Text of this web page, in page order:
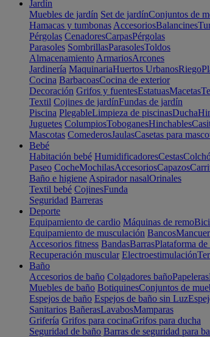
Jardín
Muebles de jardín Set de jardínConjuntos de
Hamacas y tumbonas AccesoriosBalancines
Pérgolas CenadoresCarpasPérgolas
Parasoles SombrillasParasolesToldos
Almacenamiento ArmariosArcones
Jardinería MaquinariaHuertos UrbanosRiego
Cocina BarbacoasCocina de exterior
Decoración Grifos y fuentesEstatuasMacetas
Textil Cojines de jardínFundas de jardín
Piscina PlegableLimpieza de piscinasDucha
Juguetes ColumpiosToboganesHinchables
Mascotas ComederosJaulasCasetas para
Bebé
Habitación bebé HumidificadoresCestas
Paseo CocheMochilasAccesoriosCapazos
Baño e higiene Aspirador nasalOrinales
Textil bebé CojinesFunda
Seguridad Barreras
Deporte
Equipamiento de cardio Máquinas de remo
Equipamiento de musculación Bancos
Accesorios fitness BandasBarrasPlataforma de
Recuperación muscular Electroestimulación
Baño
Accesorios de baño Colgadores bañoPapeleras
Muebles de baño BotiquinesConjuntos de
Espejos de baño Espejos de baño sin Luz
Sanitarios BañerasLavabosMamparas
Grifería Grifos para cocinaGrifos para ducha
Seguridad de baño Barras de seguridad para